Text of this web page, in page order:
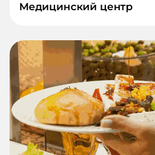
Медицинский центр